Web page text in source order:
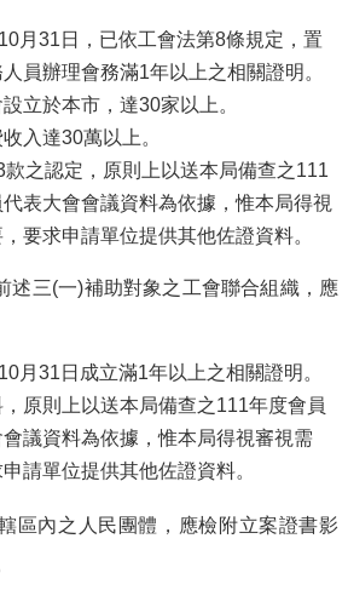
月31日，已依工會法第8條規定，置
員辦理會務滿1年以上之相關證明。
立於本市，達30家以上。
入達30萬以上。
款之認定，原則上以送本局備查之111
表大會會議資料為依據，惟本局得視
要求申請單位提供其他佐證資料。
述三(一)補助對象之工會聯合組織，應
月31日成立滿1年以上之相關證明。
原則上以送本局備查之111年度會員
議資料為依據，惟本局得視審視需
請單位提供其他佐證資料。
區內之人民團體，應檢附立案證書影